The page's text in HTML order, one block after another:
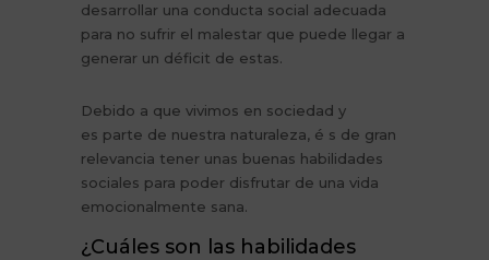
desarrollar una conducta social adecuada
para no sufrir el malestar que puede llegar a
generar un déficit de estas.
Debido a que vivimos en sociedad y
es parte de nuestra naturaleza, é s de gran
relevancia tener unas buenas habilidades
sociales para poder disfrutar de una vida
emocionalmente sana.
¿Cuáles son las habilidades